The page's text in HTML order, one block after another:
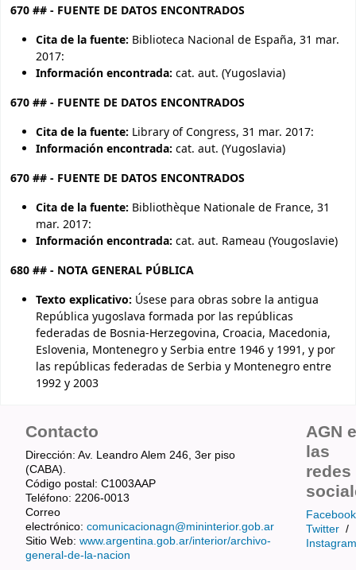
670 ## - FUENTE DE DATOS ENCONTRADOS
Cita de la fuente: Biblioteca Nacional de España, 31 mar.
2017:
Información encontrada: cat. aut. (Yugoslavia)
670 ## - FUENTE DE DATOS ENCONTRADOS
Cita de la fuente: Library of Congress, 31 mar. 2017:
Información encontrada: cat. aut. (Yugoslavia)
670 ## - FUENTE DE DATOS ENCONTRADOS
Cita de la fuente: Bibliothèque Nationale de France, 31
mar. 2017:
Información encontrada: cat. aut. Rameau (Yougoslavie)
680 ## - NOTA GENERAL PÚBLICA
Texto explicativo: Úsese para obras sobre la antigua
República yugoslava formada por las repúblicas
federadas de Bosnia-Herzegovina, Croacia, Macedonia,
Eslovenia, Montenegro y Serbia entre 1946 y 1991, y por
las repúblicas federadas de Serbia y Montenegro entre
1992 y 2003
Contacto
Dirección: Av. Leandro Alem 246, 3er piso
(CABA).
Código postal: C1003AAP
Teléfono: 2206-0013
Correo
electrónico: comunicacionagn@mininterior.gob.ar
Sitio Web: www.argentina.gob.ar/interior/archivo-
general-de-la-nacion
AGN
las
redes
Facebook
Twitter /
Instagram